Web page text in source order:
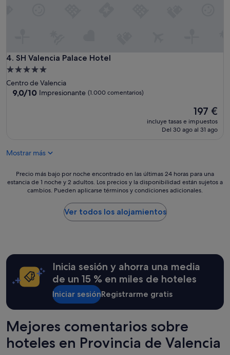
4. SH Valencia Palace Hotel
SH Valencia Palace Hotel
Alojamiento
de
5.0 estrellas
Centro de Valencia
9.0
9,0/10 Impresionante (1.000 comentarios)
El
precio
actual
197 €
incluye tasas e impuestos
Del 30 ago al 31 ago
Mostrar más
Precio
más
24 horas
estancia
1 noche
2 adultos.
Los
precios
y
Precio más bajo por noche encontrado en las últimas 24 horas para una
estancia de 1 noche y 2 adultos. Los precios y la disponibilidad están sujetos a
cambios. Pueden aplicarse términos y condiciones adicionales.
Ver todos los alojamientos
Inicia sesión y ahorra una media
de un 15 % en miles de hoteles
Iniciar sesiónRegistrarme gratis
Mejores comentarios sobre
hoteles en Provincia de Valencia